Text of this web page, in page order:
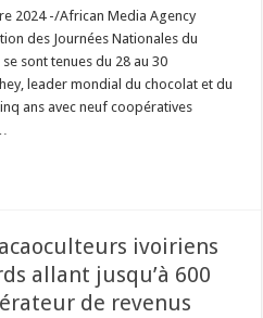
2024 -/African Media Agency
des Journées Nationales du
sont tenues du 28 au 30
leader mondial du chocolat et du
ans avec neuf coopératives
ivoiriens
allant jusqu’à 600
de revenus